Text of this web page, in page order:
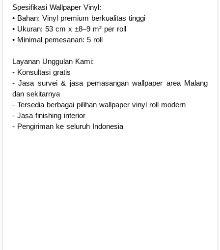
Spesifikasi Wallpaper Vinyl:
• Bahan: Vinyl premium berkualitas tinggi
• Ukuran: 53 cm x ±8–9 m² per roll
• Minimal pemesanan: 5 roll
Layanan Unggulan Kami:
- Konsultasi gratis
- Jasa survei & jasa pemasangan wallpaper area Malang
dan sekitarnya
- Tersedia berbagai pilihan wallpaper vinyl roll modern
- Jasa finishing interior
- Pengiriman ke seluruh Indonesia